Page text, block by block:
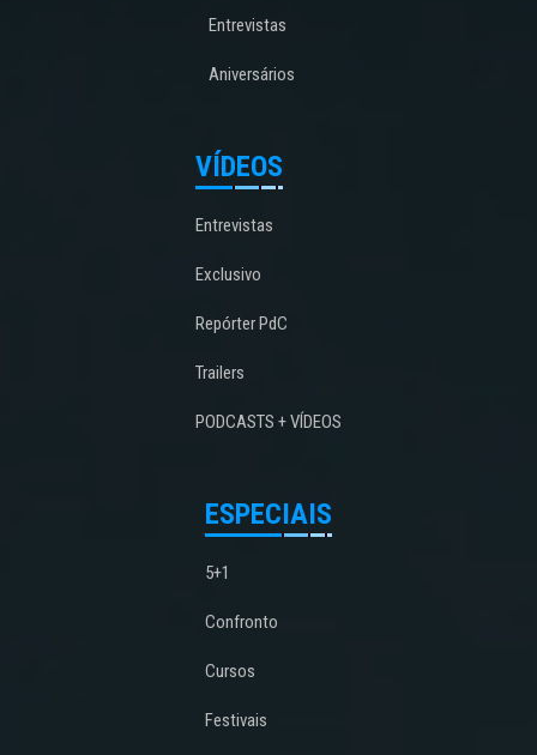
Entrevistas
Aniversários
VÍDEOS
Entrevistas
Exclusivo
Repórter PdC
Trailers
PODCASTS + VÍDEOS
ESPECIAIS
5+1
Confronto
Cursos
Festivais